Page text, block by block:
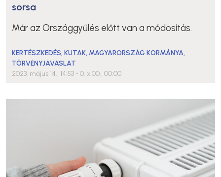
sorsa
Már az Országgyűlés előtt van a módosítás.
KERTÉSZKEDÉS,KUTAK, MAGYARORSZÁG KORMÁNYA,
TÖRVÉNYJAVASLAT
2023. május 14., 14:53 - 0. x 00., 00:00